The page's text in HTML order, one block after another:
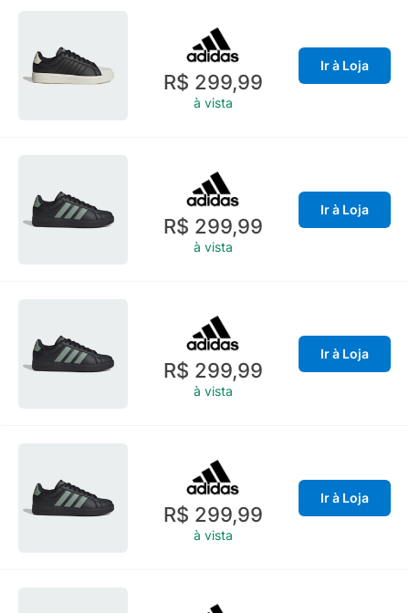
R$ 299,99
à vista
Ir à Loja
R$ 299,99
à vista
Ir à Loja
R$ 299,99
à vista
Ir à Loja
R$ 299,99
à vista
Ir à Loja